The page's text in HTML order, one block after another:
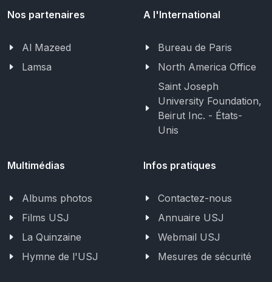
Nos partenaires
Al Mazeed
Lamsa
A l'International
Bureau de Paris
North America Office
Saint Joseph
University Foundation,
Beirut Inc. - États-
Unis
Multimédias
Albums photos
Films USJ
La Quinzaine
Hymne de l'USJ
Infos pratiques
Contactez-nous
Annuaire USJ
Webmail USJ
Mesures de sécurité